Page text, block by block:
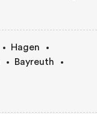
Hagen
Bayreuth